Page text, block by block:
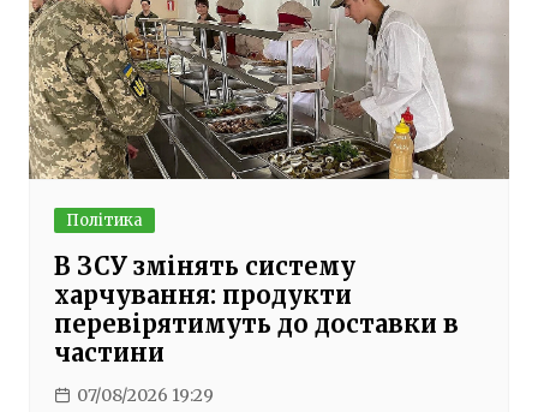
Політика
В ЗСУ змінять систему
харчування: продукти
перевірятимуть до доставки в
частини
07/08/2026 19:29